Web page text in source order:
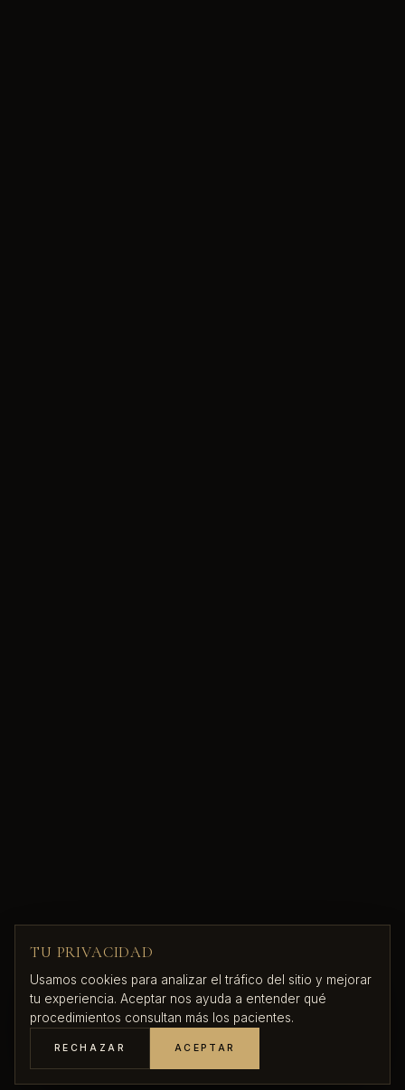
TU PRIVACIDAD
Usamos cookies para analizar el tráfico del sitio y mejorar
tu experiencia. Aceptar nos ayuda a entender qué
procedimientos consultan más los pacientes.
RECHAZAR ACEPTAR